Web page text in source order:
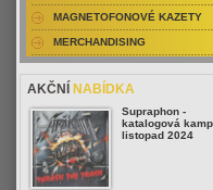
MAGNETOFONOVÉ KAZETY
MERCHANDISING
AKČNÍ NABÍDKA
Supraphon -
katalogová
listopad 2024